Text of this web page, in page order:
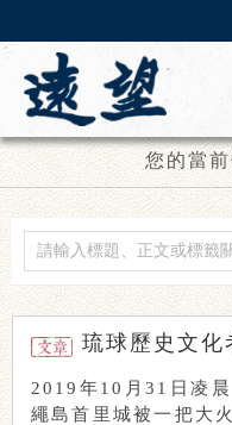
您的當
琉球歷史文化
2019年10月31日凌
繩島首里城被一把大